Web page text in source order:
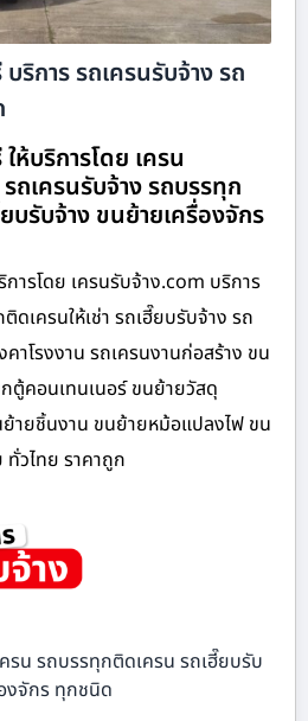
บริการ รถเครนรับจ้าง รถ
ให้บริการโดย เครน
ถเครนรับจ้าง รถบรรทุก
บรับจ้าง ขนย้ายเครื่องจักร
การโดย เครนรับจ้าง.com บริการ
ดเครนให้เช่า รถเฮี๊ยบรับจ้าง รถ
คาโรงงาน รถเครนงานก่อสร้าง ขน
ตู้คอนเทนเนอร์ ขนย้ายวัสดุ
ายชิ้นงาน ขนย้ายหม้อแปลงไฟ ขน
ทั่วไทย ราคาถูก
ครน รถบรรทุกติดเครน รถเฮี๊ยบรับ
งจักร ทุกชนิด